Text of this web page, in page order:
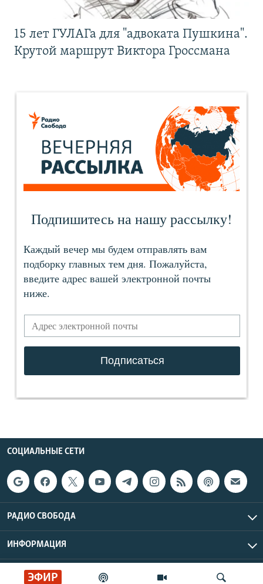
ЭФИР
15 лет ГУЛАГа для "адвоката Пушкина".
Крутой маршрут Виктора Гроссмана
СОЦИАЛЬНЫЕ СЕТИ
РАДИО СВОБОДА
ИНФОРМАЦИЯ
Радио Свобода © 2026 RFE/RL, Inc. | Все права защищены.